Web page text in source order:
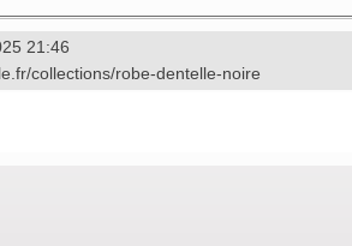
21:46
collections/robe-dentelle-noire